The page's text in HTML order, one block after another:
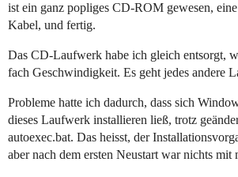
ist ein ganz popliges CD-ROM gewesen,
Kabel, und fertig.
Das CD-Laufwerk habe ich gleich entsorgt,
fach Geschwindigkeit. Es geht jedes andere
Probleme hatte ich dadurch, dass sich
dieses Laufwerk installieren ließ, trotz
autoexec.bat. Das heisst, der
aber nach dem ersten Neustart war nichts mit